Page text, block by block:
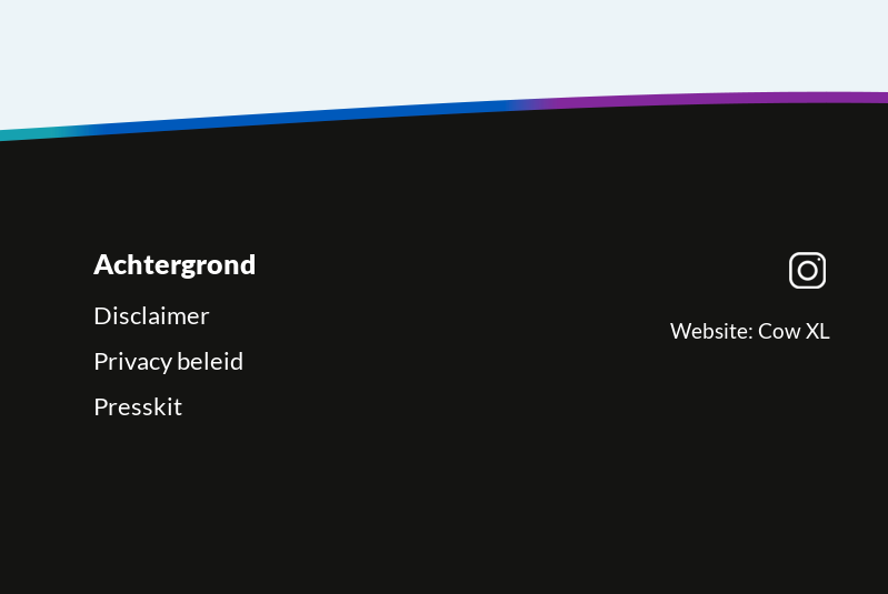
Achtergrond
Disclaimer
Privacy beleid
Presskit
Website: Cow XL